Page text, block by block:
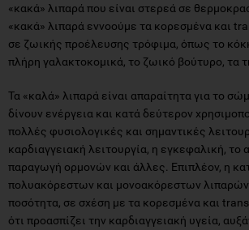
«κακά» λιπαρά που είναι στερεά σε
«κακά» λιπαρά εννοούμε τα κορεσμένα και
σε ζωικής προέλευσης τρόφιμα, όπως το
πλήρη γαλακτοκομικά, το ζωικό βούτυρο, τα
Τα «καλά» λιπαρά είναι απαραίτητα για το
δίνουν ενέργεια και κατά δεύτερον
πολλές φυσιολογικές και σημαντικές
καρδιαγγειακή λειτουργία, η εγκεφαλική, το
παραγωγή ορμονών και άλλες. Επιπλέον, η
πολυακόρεστων και μονοακόρεστων
ποσότητα, σε σχέση με τα κορεσμένα και trans
ότι προασπίζει την καρδιαγγειακή υγεία,